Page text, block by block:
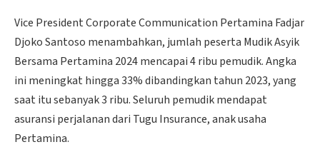
Vice President Corporate Communication Pertamina Fadjar
Djoko Santoso menambahkan, jumlah peserta Mudik Asyik
Bersama Pertamina 2024 mencapai 4 ribu pemudik. Angka
ini meningkat hingga 33% dibandingkan tahun 2023, yang
saat itu sebanyak 3 ribu. Seluruh pemudik mendapat
asuransi perjalanan dari Tugu Insurance, anak usaha
Pertamina.